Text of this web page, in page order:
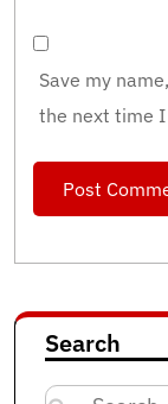
Save my
the next time
Search